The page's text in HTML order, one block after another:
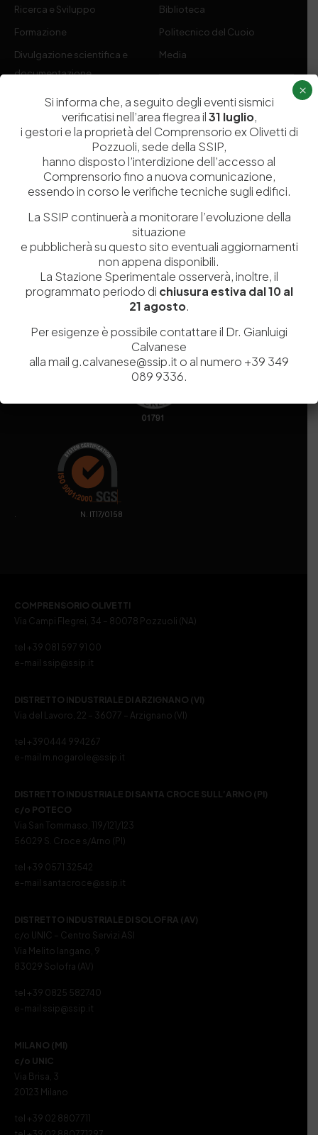
Ricerca e Sviluppo
Formazione
Divulgazione scientifica e
documentazione
Contribuenti
Biblioteca
Politecnico del Cuoio
Media
Amministrazione Trasparente
Codice fiscale e Partita Iva07936981211
Iscrizione REA
NA 920756
Codice di iscrizione all’Anagrafe Nazionale delle Ricerche del
MIUR 000290_EIRI
Euro9.690.240,00
stazionesperimentaleindustriapelli@legalmail.it
Sede legaleVia Campi Flegrei, 34 – 80078 Pozzuoli (NA) – Tel. +39
. N. IT17/0158
COMPRENSORIO OLIVETTI
Via Campi Flegrei, 34 – 80078 Pozzuoli (NA)
tel +39 081 597 91 00
e-mail ssip@ssip.it
DISTRETTO INDUSTRIALE DI ARZIGNANO (VI)
Via del Lavoro, 22 – 36077 – Arzignano (VI)
tel +390444 994267
e-mail m.nogarole@ssip.it
DISTRETTO INDUSTRIALE DI SANTA CROCE SULL’ARNO (PI)
c/o POTECO
Via San Tommaso, 119/121/123
56029 S. Croce s/Arno (PI)
tel +39 0571 32542
e-mail santacroce@ssip.it
DISTRETTO INDUSTRIALE DI SOLOFRA (AV)
c/o UNIC – Centro Servizi ASI
Via Melito Iangano, 9
83029 Solofra (AV)
tel +39 0825 582740
e-mail ssip@ssip.it
MILANO (MI)
c/o UNIC
Via Brisa, 3
20123 Milano
tel +39 02 8807711
Si informa che, a seguito degli eventi sismici
verificatisi nell’area flegrea il31 luglio,
i gestori e la proprietà del Comprensorio ex Olivetti di
Pozzuoli, sede della SSIP,
hanno disposto l’interdizione dell’accesso al
Comprensorio fino a nuova comunicazione,
essendo in corso le verifiche tecniche sugli edifici.
La SSIP continuerà a monitorare l’evoluzione della
situazione
e pubblicherà su questo sito eventuali aggiornamenti
non appena disponibili.
La Stazione Sperimentale osserverà, inoltre, il
programmato periodo di chiusura estiva dal 10 al
21 agosto.
Per esigenze è possibile contattare il Dr. Gianluigi
Calvanese
alla mail g.calvanese@ssip.it o al numero +39 349
089 9336.
×